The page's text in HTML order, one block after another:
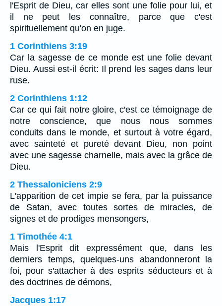
l'Esprit de Dieu, car elles sont une folie pour lui, et
il ne peut les connaître, parce que c'est
spirituellement qu'on en juge.
1 Corinthiens 3:19
Car la sagesse de ce monde est une folie devant
Dieu. Aussi est-il écrit: Il prend les sages dans leur
ruse.
2 Corinthiens 1:12
Car ce qui fait notre gloire, c'est ce témoignage de
notre conscience, que nous nous sommes
conduits dans le monde, et surtout à votre égard,
avec sainteté et pureté devant Dieu, non point
avec une sagesse charnelle, mais avec la grâce de
Dieu.
2 Thessaloniciens 2:9
L'apparition de cet impie se fera, par la puissance
de Satan, avec toutes sortes de miracles, de
signes et de prodiges mensongers,
1 Timothée 4:1
Mais l'Esprit dit expressément que, dans les
derniers temps, quelques-uns abandonneront la
foi, pour s'attacher à des esprits séducteurs et à
des doctrines de démons,
Jacques 1:17